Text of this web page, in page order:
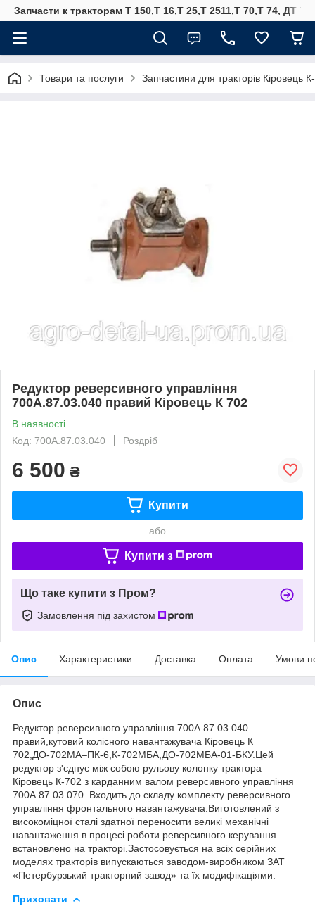
Запчасти к тракторам Т 150,Т 16,Т 25,Т 2511,Т 70,Т 74, ДТ
Товари та послуги Запчастини для тракторів Кіровець
Редуктор реверсивного управління
700А.87.03.040 правий Кіровець К 702
В наявності
Код: 700А.87.03.040
Роздріб
6 500 ₴
Купити
або
Купити з
Що таке купити з Пром?
Замовлення під захистом
Опис Характеристики Доставка Оплата Умови
Опис
Редуктор реверсивного управління 700А.87.03.040
правий,кутовий колісного навантажувача Кіровець К
702,ДО-702МА–ПК-6,К-702МБА,ДО-702МБА-01-БКУ.Цей
редуктор з'єднує між собою рульову колонку трактора
Кіровець К-702 з карданним валом реверсивного управління
700А.87.03.070. Входить до складу комплекту реверсивного
управління фронтального навантажувача.Виготовлений з
високоміцної сталі здатної переносити великі механічні
навантаження в процесі роботи реверсивного керування
встановлено на тракторі.Застосовується на всіх серійних
моделях тракторів випускаються заводом-виробником ЗАТ
«Петербурзький тракторний завод» та їх модифікаціями.
Приховати